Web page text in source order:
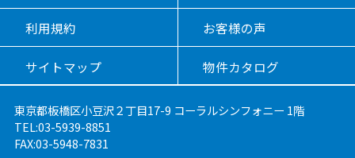
利用規約 お客様の声
サイトマップ 物件カタログ
東京都板橋区小豆沢２丁目17-9 コーラルシンフォニー 1階
TEL:03-5939-8851
FAX:03-5948-7831